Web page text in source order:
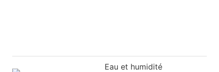
Eau et humidité